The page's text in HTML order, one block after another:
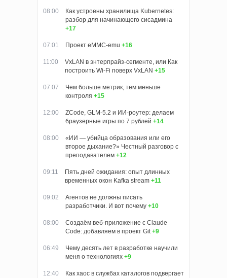
08:00
Как устроены хранилища Kubernetes:
разбор для начинающего сисадмина
+17
07:01 Проект eMMC-emu +16
11:00
VxLAN в энтерпрайз-сегменте, или Как
построить Wi-Fi поверх VxLAN +15
07:07
Чем больше метрик, тем меньше
контроля +15
12:00
ZCode, GLM-5.2 и ИИ-роутер: делаем
браузерные игры по 7 рублей +14
08:00
«ИИ — убийца образования или его
второе дыхание?» Честный разговор с
преподавателем +12
09:11
Пять дней ожидания: опыт длинных
временных окон Kafka stream +11
09:02
Агентов не должны писать
разработчики. И вот почему +10
08:00
Создаём веб-приложение с Claude
Code: добавляем в проект Git +9
06:49
Чему десять лет в разработке научили
меня о технологиях +9
12:40
Как хаос в службах каталогов подвергает